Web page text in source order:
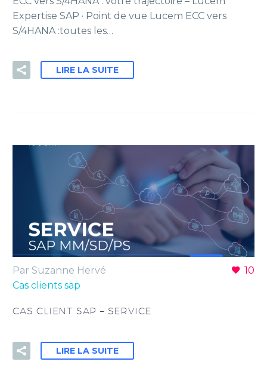
Expertise SAP · Point de vue Lucem ECC vers
S/4HANA :toutes les…
LIRE LA SUITE
10
Par Suzanne Hervé
Cas clients sap
CAS CLIENT SAP – SERVICE
LIRE LA SUITE